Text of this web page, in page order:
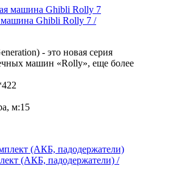
машина Ghibli Rolly 7 /
- это новая серия
машин «Rolly», еще более
м:15
(АКБ, падодержатели) /